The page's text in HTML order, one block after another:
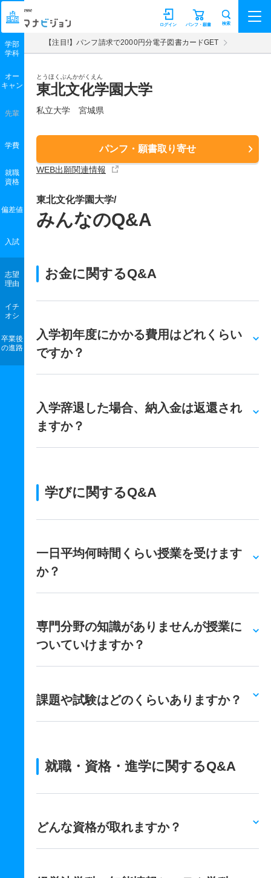
マナビジョン パンフ・願書
ログイン 検索
【注目!】パンフ請求で2000円分電子図書カードGET
とうほくぶんかがくえん
東北文化学園大学
私立大学 宮城県
パンフ・願書取り寄せ
WEB出願関連情報
学部
学科
オー
キャン
先輩
学費
就職
資格
偏差値
入試
志望
理由
イチ
オシ
卒業後
の進路
東北文化学園大学/
みんなのQ&A
お金に関するQ&A
入学初年度にかかる費用はどれくらい
ですか？
入学辞退した場合、納入金は返還され
ますか？
学びに関するQ&A
一日平均何時間くらい授業を受けます
か？
専門分野の知識がありませんが授業に
ついていけますか？
課題や試験はどのくらいありますか？
就職・資格・進学に関するQ&A
どんな資格が取れますか？